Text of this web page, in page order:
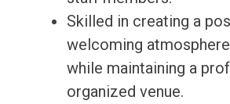
Skilled in creating a
welcoming
while maintaining a
organized venue.